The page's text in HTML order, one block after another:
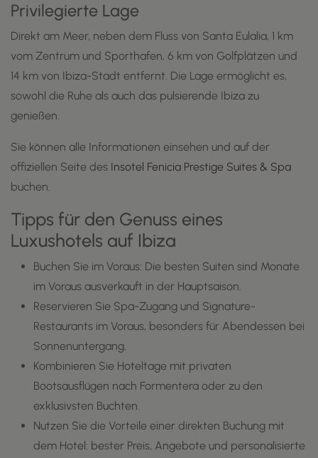
Privilegierte Lage
Direkt am Meer, neben dem Fluss von Santa Eulalia, 1 km
vom Zentrum und Sporthafen, 6 km von Golfplätzen und
14 km von Ibiza-Stadt entfernt. Die Lage ermöglicht es,
sowohl die Ruhe als auch das pulsierende Ibiza zu
genießen.
Sie können alle Informationen einsehen und auf der
offiziellen Seite des Insotel Fenicia Prestige Suites & Spa
buchen.
Tipps für den Genuss eines
Luxushotels auf Ibiza
Buchen Sie im Voraus: Die besten Suiten sind Monate
im Voraus ausverkauft in der Hauptsaison.
Reservieren Sie Spa-Zugang und Signature-
Restaurants im Voraus, besonders für Abendessen bei
Sonnenuntergang.
Kombinieren Sie Hoteltage mit privaten
Bootsausflügen nach Formentera oder zu den
exklusivsten Buchten.
Nutzen Sie die Vorteile einer direkten Buchung mit
dem Hotel: bester Preis, Angebote und personalisierte